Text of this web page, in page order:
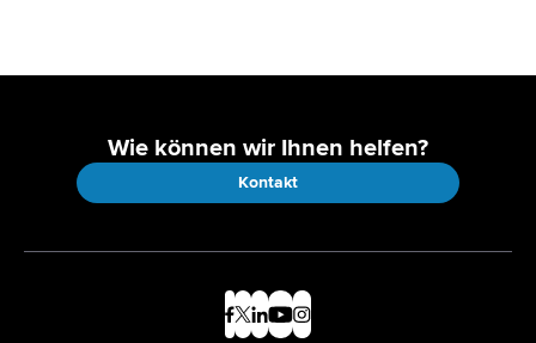
Wie können wir Ihnen helfen?
Kontakt